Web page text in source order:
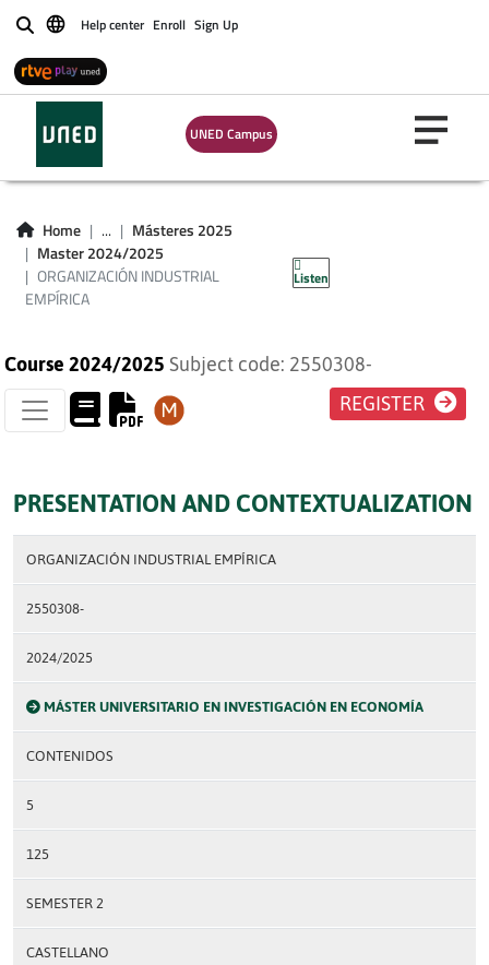
BuscarHelp center Enroll Sign Up
UNED Campus
Home ...
Másteres 2025
Master 2024/2025
ORGANIZACIÓN INDUSTRIAL
EMPÍRICA
Listen
ORGANIZACIÓN
INDUSTRIAL
EMPÍRICA
Course 2024/2025 Subject code: 2550308-
REGISTER
PRESENTATION AND CONTEXTUALIZATION
ORGANIZACIÓN INDUSTRIAL EMPÍRICA
2550308-
2024/2025
MÁSTER UNIVERSITARIO EN INVESTIGACIÓN EN ECONOMÍA
CONTENIDOS
5
125
SEMESTER 2
CASTELLANO